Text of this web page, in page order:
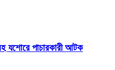
যশোরে পাচারকারী আটক​